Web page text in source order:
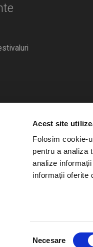
Acest site
Folosim cookie-
pentru a analiza
analize
informații oferite
Necesare
evenimentelor
Bilete.ro